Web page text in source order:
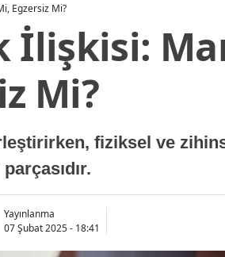
Ankara
Antalya
Balıkesir
Egzersiz Mi?
İlişkisi:
Mi?
fiziksel ve
Yayınlanma
07 Şubat 2025 - 18:41